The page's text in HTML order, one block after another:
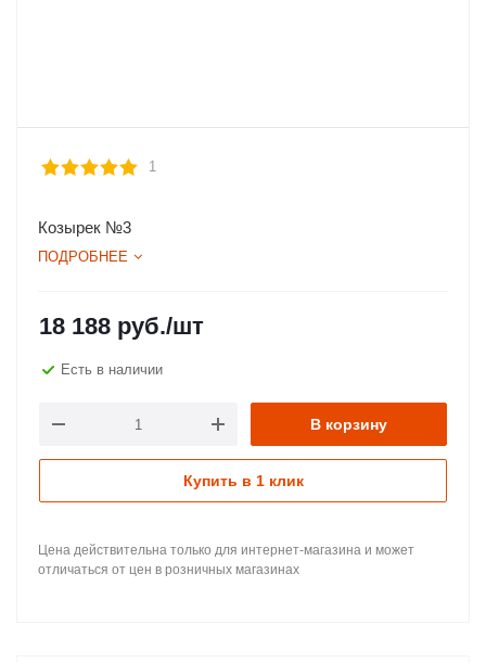
1
Козырек №3
ПОДРОБНЕЕ
18 188 руб./шт
Есть в наличии
В корзину
Купить в 1 клик
Цена действительна только для интернет-магазина и может
отличаться от цен в розничных магазинах